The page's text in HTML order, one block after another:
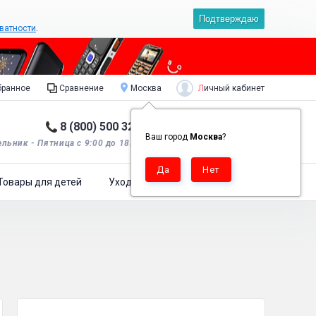
.
Подтверждаю
Сравнение Москва
Ваш город Москва?
Личный кабинет
8 (800) 500 32 90
- Пятница с 9:00 до 18:00*.
0 Корзина пуста
для детей Уход за одеждой